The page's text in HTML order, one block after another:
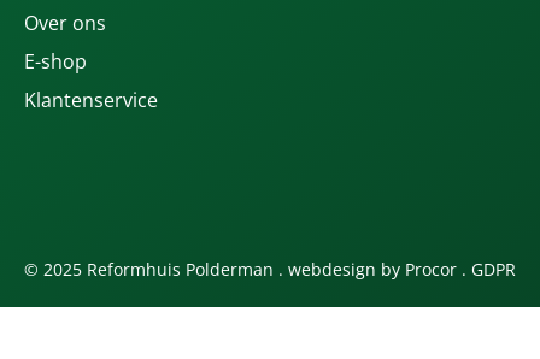
Over ons
E-shop
Klantenservice
© 2025 Reformhuis Polderman . webdesign by Procor . GDPR